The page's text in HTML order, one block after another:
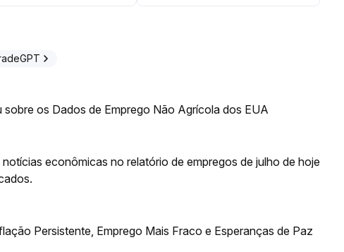
os Dados de Emprego Não Agrícola dos EUA
econômicas no relatório de empregos de julho de hoje
Persistente, Emprego Mais Fraco e Esperanças de Paz